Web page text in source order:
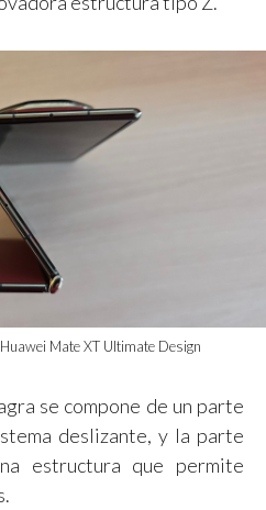
Mate XT Ultimate Design
se compone de un parte
deslizante, y la parte
estructura que permite